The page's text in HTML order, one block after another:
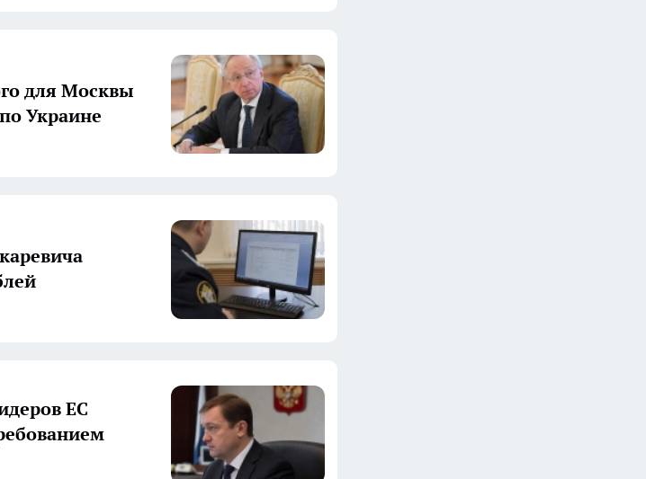
для Москвы
Украине
ЕС